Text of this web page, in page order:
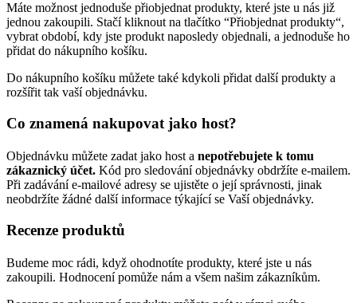
Máte možnost jednoduše přiobjednat produkty, které jste u nás již
jednou zakoupili. Stačí kliknout na tlačítko “Přiobjednat produkty“,
vybrat období, kdy jste produkt naposledy objednali, a jednoduše ho
přidat do nákupního košíku.
Do nákupního košíku můžete také kdykoli přidat další produkty a
rozšířit tak vaší objednávku.
Co znamená nakupovat jako host?
Objednávku můžete zadat jako host a nepotřebujete k tomu
zákaznický účet. Kód pro sledování objednávky obdržíte e-mailem.
Při zadávání e-mailové adresy se ujistěte o její správnosti, jinak
neobdržíte žádné další informace týkající se Vaší objednávky.
Recenze produktů
Budeme moc rádi, když ohodnotíte produkty, které jste u nás
zakoupili. Hodnocení pomůže nám a všem našim zákazníkům.